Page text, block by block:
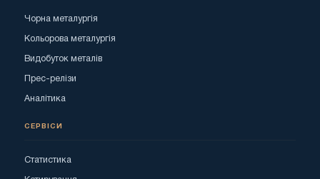
Чорна металургія
Кольорова металургія
Видобуток металів
Прес-релізи
Аналітика
СЕРВІСИ
Статистика